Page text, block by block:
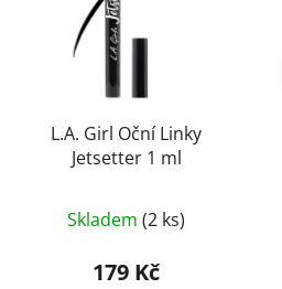
L.A. Girl Oční Linky
Jetsetter 1 ml
Skladem (2 ks)
179 Kč